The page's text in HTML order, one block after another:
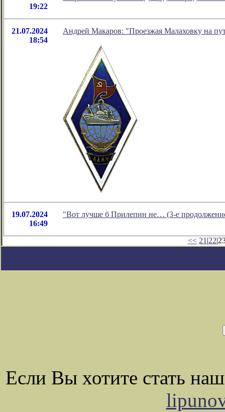
19:22
21.07.2024
18:54
Андрей Макаров: "Проезжая Малаховку на
19.07.2024
16:49
"Вот лучше б Прилепин не… (3-е
<< 21 |22
Если Вы хотите стать